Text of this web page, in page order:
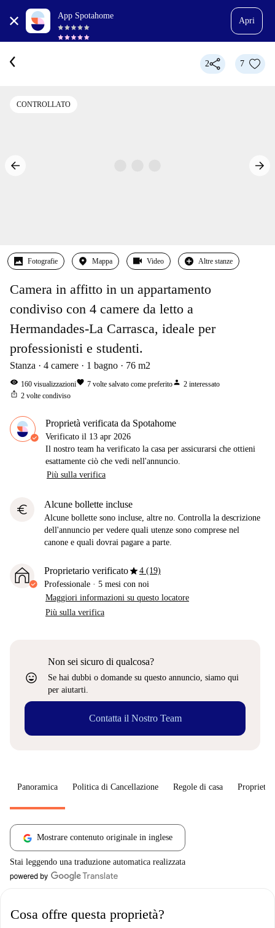
App Spotahome
Apri
2 7
CONTROLLATO
Fotografie Mappa Video Altre stanze
Camera in affitto in un appartamento
condiviso con 4 camere da letto a
Hermandades-La Carrasca, ideale per
professionisti e studenti.
Stanza 4 camere 1 bagno 76 m2
visibility 160 visualizzazionifavorite 7 volte salvato come preferitoperson 2 interessato
ios_share 2 volte condiviso
Proprietà verificata da Spotahome
Verificato il 13 apr 2026
Il nostro team ha verificato la casa per assicurarsi che ottieni
esattamente ciò che vedi nell'annuncio.
Più sulla verifica
euro Alcune bollette incluse
Alcune bollette sono incluse, altre no. Controlla la descrizione
dell'annuncio per vedere quali utenze sono comprese nel
canone e quali dovrai pagare a parte.
Proprietario verificatostar4 (19)
Professionale · 5 mesi con noi
Maggiori informazioni su questo locatore
Più sulla verifica
sentiment_very_satisfied
Non sei sicuro di qualcosa?
Se hai dubbi o domande su questo annuncio, siamo qui
per aiutarti.
Contatta il Nostro Team
Panoramica Politica di Cancellazione Regole di casa
Mostrare contenuto originale in inglese
Stai leggendo una traduzione automatica realizzata
Cosa offre questa proprietà?